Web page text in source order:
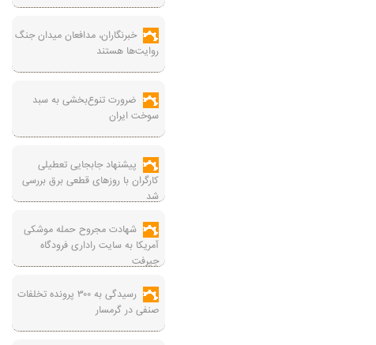
خبرنگاران، مدافعان میدان جنگ
روایت‌ها هستند
ضرورت تنوع‌بخشی به سبد
سوخت ایران
پیشنهاد جابجایی تعطیلی
کارگران با روزهای قطعی برق بررسی
شد
شهادت مجروح حمله موشکی
آمریکا به سایت راداری فرودگاه
جیرفت
رسیدگی به ۳۰۰ پرونده تخلفات
صنفی در گرمسار